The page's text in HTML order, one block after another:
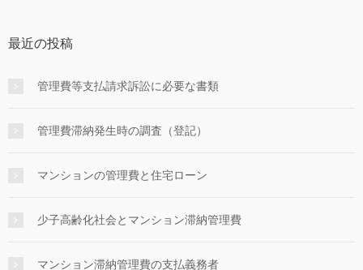
最近の投稿
管理費等支払請求訴訟に必要な書類
管理費滞納発生時の調査（登記）
マンションの管理費と住宅ローン
少子高齢化社会とマンション滞納管理費
マンション滞納管理費の支払義務者